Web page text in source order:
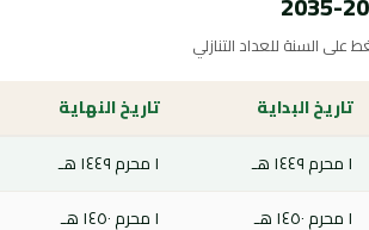
السنة للعداد التنازلي
تاريخ البداية تاريخ النهاية
١ محرم ١٤٤٩ هـ ١ محرم ١٤٤٩ هـ
١ محرم ١٤٥٠ هـ ١ محرم ١٤٥٠ هـ